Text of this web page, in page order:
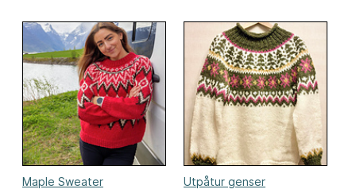
Maple Sweater
Utpåtur genser